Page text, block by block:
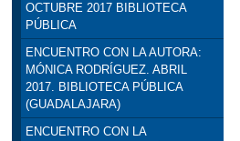
OCTUBRE 2017 BIBLIOTECA
PÚBLICA
ENCUENTRO CON LA AUTORA:
MÓNICA RODRÍGUEZ. ABRIL
2017. BIBLIOTECA PÚBLICA
(GUADALAJARA)
ENCUENTRO CON LA